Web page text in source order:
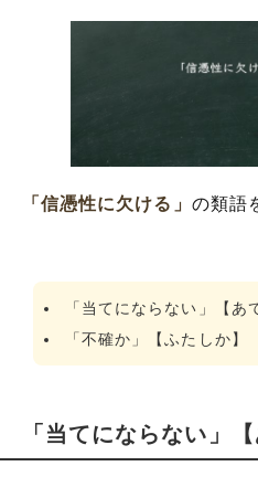
「信憑性に欠ける」 の類語
「当てにならない」【あ
「不確か」【ふたしか】
「当てにならない」